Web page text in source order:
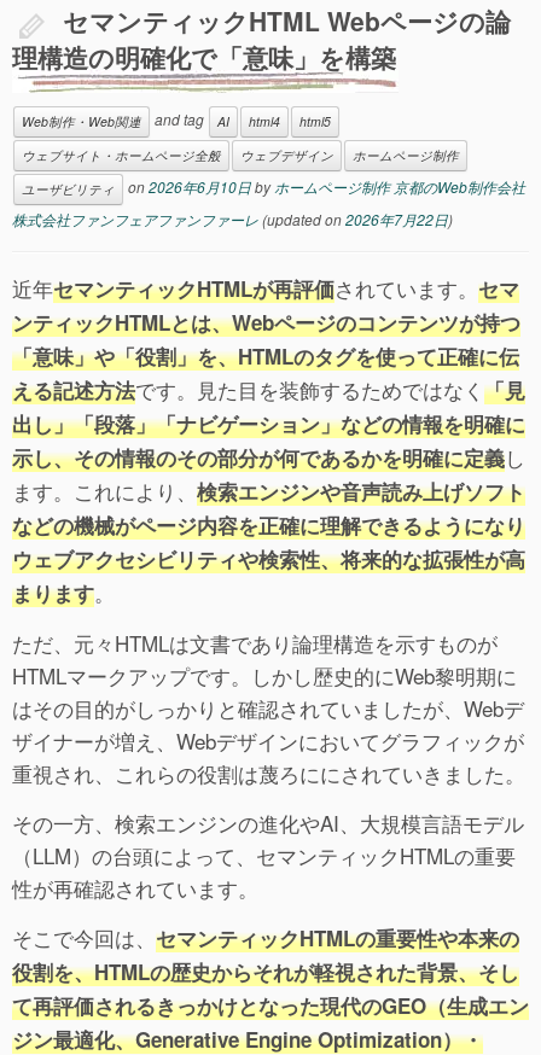
セマンティックHTML Webページの論
理構造の明確化で「意味」を構築
Web制作・Web関連 and tag AI html4
html5
ウェブサイト・ホームページ全般
ウェブデザイン
ホームページ制作
ユーザビリティ
on2026年6月10日byホームページ制作 京都のWeb制作会社
株式会社ファンフェアファンファーレ(updated on2026年7月22日)
近年セマンティックHTMLが再評価されています。 セマ
ンティックHTMLとは、Webページのコンテンツが持つ
「意味」や「役割」を、HTMLのタグを使って正確に伝
える記述方法です。見た目を装飾するためではなく 「見
出し」「段落」「ナビゲーション」などの情報を明確に
示し、その情報のその部分が何であるかを明確に定義し
ます。これにより、 検索エンジンや音声読み上げソフト
などの機械がページ内容を正確に理解できるようになり
ウェブアクセシビリティや検索性、将来的な拡張性が高
まります。
ただ、元々HTMLは文書であり論理構造を示すものが
HTMLマークアップです。しかし歴史的にWeb黎明期に
はその目的がしっかりと確認されていましたが、Webデ
ザイナーが増え、Webデザインにおいてグラフィックが
重視され、これらの役割は蔑ろににされていきました。
その一方、検索エンジンの進化やAI、大規模言語モデル
（LLM）の台頭によって、セマンティックHTMLの重要
性が再確認されています。
そこで今回は、 セマンティックHTMLの重要性や本来の
役割を、HTMLの歴史からそれが軽視された背景、そし
て再評価されるきっかけとなった現代のGEO（生成エン
ジン最適化、Generative Engine Optimization）・